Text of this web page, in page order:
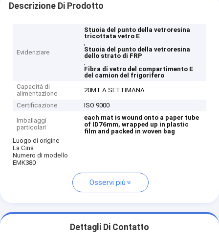
Descrizione Di Prodotto
Evidenziare
Stuoia del punto della vetroresina
tricottata vetro E
,
Stuoia del punto della vetroresina
dello strato di FRP
,
Fibra di vetro del compartimento E
del camion del frigorifero
Capacità di
alimentazione
20MT A SETTIMANA
Certificazione ISO 9000
Imballaggi
particolari
each mat is wound onto a paper tube
of ID76mm, wrapped up in plastic
film and packed in woven bag
Luogo di origine
La Cina
Numero di modello
EMK380
Osservi più
Dettagli Di Contatto